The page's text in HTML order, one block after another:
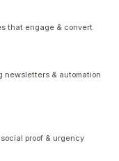
that engage & convert
newsletters & automation
proof & urgency